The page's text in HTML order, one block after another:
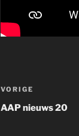
Bericht
navigatie
Vorig
bericht
VORIGE
AAP nieuws 20